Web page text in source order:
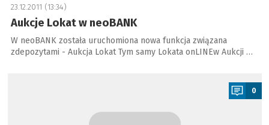
23.12.2011 (13:34)
Aukcje Lokat w neoBANK
W neoBANK została uruchomiona nowa funkcja związana
zdepozytami - Aukcja Lokat Tym samy Lokata onLINEw Aukcji …
0